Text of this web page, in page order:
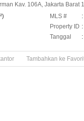
Kav. 106A, Jakarta Barat
MLS #
:
Property ID
Tanggal
Tambahkan ke